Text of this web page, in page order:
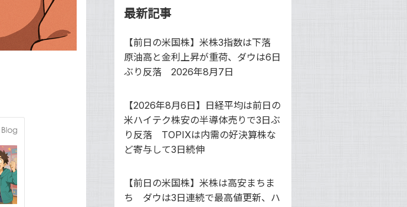
最新記事
【前日の米国株】米株3指数は下落
原油高と金利上昇が重荷、ダウは6日
ぶり反落 2026年8月7日
【2026年8月6日】日経平均は前日の
米ハイテク株安の半導体売りで3日ぶ
り反落 TOPIXは内需の好決算株な
ど寄与して3日続伸
【前日の米国株】米株は高安まちま
ち ダウは3日連続で最高値更新、ハ